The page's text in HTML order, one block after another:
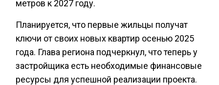
метров к 2027 году.
Планируется, что первые жильцы получат
ключи от своих новых квартир осенью 2025
года. Глава региона подчеркнул, что теперь у
застройщика есть необходимые финансовые
ресурсы для успешной реализации проекта.